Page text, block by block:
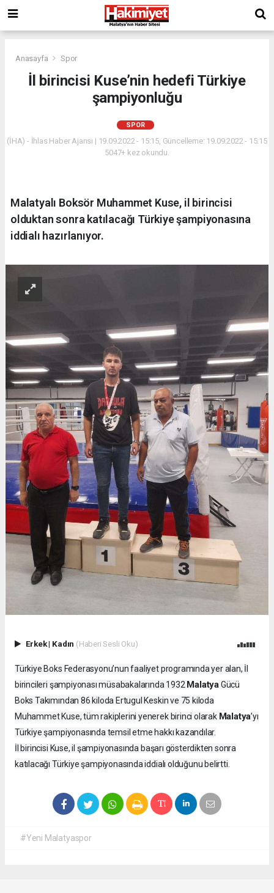
Anasayfa Spor
İl birincisi Kuse’nin hedefi Türkiye
şampiyonluğu
SPOR
(İHA) - İhlas Haber Ajansı | 19.09.2022 - 15:15, Güncelleme: 19.09.2022 - 15:15
5047+ kez okundu.
Malatyalı Boksör Muhammet Kuse, il birincisi
olduktan sonra katılacağı Türkiye şampiyonasına
iddialı hazırlanıyor.
Erkek| Kadın (Haberi Sesli Oku)
Türkiye Boks Federasyonu’nun faaliyet programında yer alan, İl
birincileri şampiyonası müsabakalarında 1932 MalatyaGücü
Boks Takımından 86 kiloda Ertugul Keskin ve 75 kiloda
Muhammet Kuse, tüm rakiplerini yenerek birinci olarak Malatya’yı
Türkiye şampiyonasında temsil etme hakkı kazandılar.
İl birincisi Kuse, il şampiyonasında başarı gösterdikten sonra
katılacağı Türkiye şampiyonasında iddialı olduğunu belirtti.
#Yeni Malatyaspor